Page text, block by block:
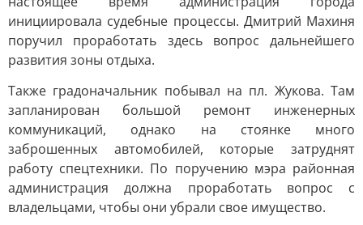
инициировала судебные процессы. Дмитрий Махиня
поручил проработать здесь вопрос дальнейшего
развития зоны отдыха.
Также градоначальник побывал на пл. Жукова. Там
запланирован большой ремонт инженерных
коммуникаций, однако на стоянке много
заброшенных автомобилей, которые затруднят
работу спецтехники. По поручению мэра районная
администрация должна проработать вопрос с
владельцами, чтобы они убрали свое имущество.